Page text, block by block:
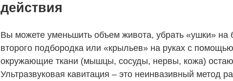
действия
Вы можете уменьшить объем живота, убрать «ушки» на
второго подбородка или «крыльев» на руках с
окружающие ткани (мышцы, сосуды, нервы, кожа)
Ультразвуковая кавитация – это неинвазивный метод